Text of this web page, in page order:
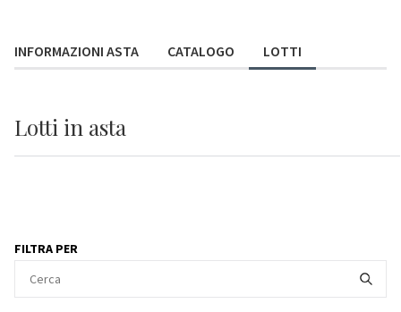
INFORMAZIONI ASTA CATALOGO LOTTI
Lotti in asta
FILTRA PER